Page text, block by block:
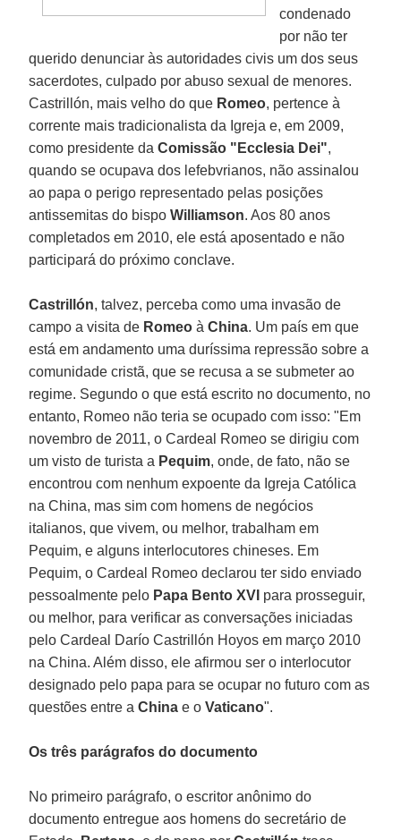
condenado
por não ter
querido denunciar às autoridades civis um dos seus
sacerdotes, culpado por abuso sexual de menores.
Castrillón, mais velho do que Romeo, pertence à
corrente mais tradicionalista da Igreja e, em 2009,
como presidente daComissão "Ecclesia Dei",
quando se ocupava dos lefebvrianos, não assinalou
ao papa o perigo representado pelas posições
antissemitas do bispoWilliamson. Aos 80 anos
completados em 2010, ele está aposentado e não
participará do próximo conclave.
Castrillón, talvez, perceba como uma invasão de
campo a visita de RomeoàChina. Um país em que
está em andamento uma duríssima repressão sobre a
comunidade cristã, que se recusa a se submeter ao
regime. Segundo o que está escrito no documento, no
entanto, Romeo não teria se ocupado com isso: "Em
novembro de 2011, o Cardeal Romeo se dirigiu com
um visto de turista a Pequim, onde, de fato, não se
encontrou com nenhum expoente da Igreja Católica
na China, mas sim com homens de negócios
italianos, que vivem, ou melhor, trabalham em
Pequim, e alguns interlocutores chineses. Em
Pequim, o Cardeal Romeo declarou ter sido enviado
pessoalmente pelo Papa Bento XVI para prosseguir,
ou melhor, para verificar as conversações iniciadas
pelo Cardeal Darío Castrillón Hoyos em março 2010
na China. Além disso, ele afirmou ser o interlocutor
designado pelo papa para se ocupar no futuro com as
questões entre aChinae oVaticano".
Os três parágrafos do documento
No primeiro parágrafo, o escritor anônimo do
documento entregue aos homens do secretário de